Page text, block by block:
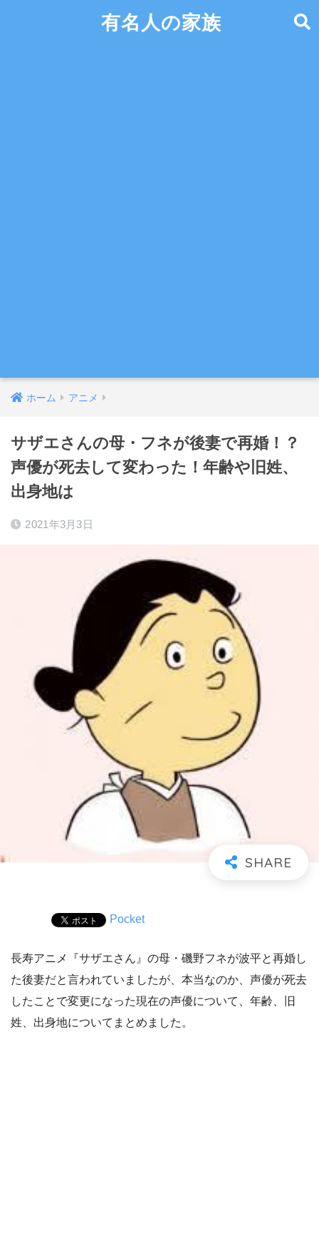
有名人の家族
ホーム アニメ
サザエさんの母・フネが後妻で再婚！？
声優が死去して変わった！年齢や旧姓、
出身地は
2021年3月3日
Pocket
長寿アニメ『サザエさん』の母・磯野フネが波平と再婚し
た後妻だと言われていましたが、本当なのか、声優が死去
したことで変更になった現在の声優について、年齢、旧
姓、出身地についてまとめました。